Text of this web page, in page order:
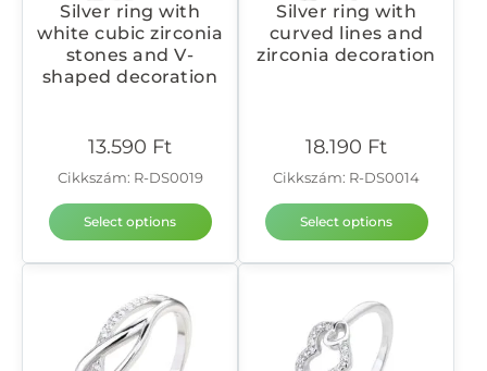
Silver ring with
white cubic zirconia
stones and V-
shaped decoration
13.590 Ft
Cikkszám: R-DS0019
Select options
Silver ring with
curved lines and
zirconia decoration
18.190 Ft
Cikkszám: R-DS0014
Select options